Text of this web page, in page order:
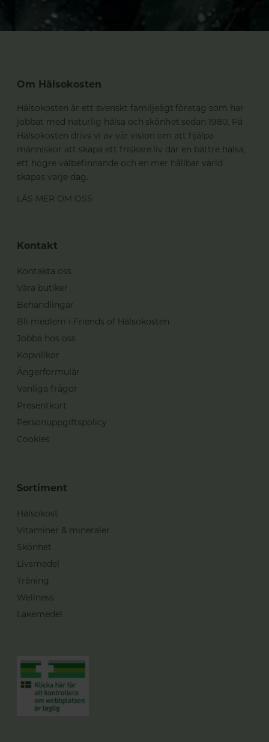
Om Hälsokosten
Hälsokosten är ett svenskt familjeägt företag som har
jobbat med naturlig hälsa och skönhet sedan 1980. På
Hälsokosten drivs vi av vår vision om att hjälpa
människor att skapa ett friskare liv där en bättre hälsa,
ett högre välbefinnande och en mer hållbar värld
skapas varje dag.
LÄS MER OM OSS
Kontakt
Kontakta oss
Våra butiker
Behandlingar
Bli medlem i Friends of Hälsokosten
Jobba hos oss
Köpvillkor
Ångerformulär
Vanliga frågor
Presentkort
Personuppgiftspolicy
Cookies
Sortiment
Hälsokost
Vitaminer & mineraler
Skönhet
Livsmedel
Träning
Wellness
Läkemedel